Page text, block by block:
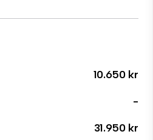
10.650 kr
-
31.950 kr